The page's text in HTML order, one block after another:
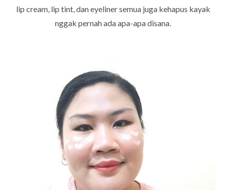
lip cream, lip tint, dan eyeliner semua juga kehapus kayak
nggak pernah ada apa-apa disana.